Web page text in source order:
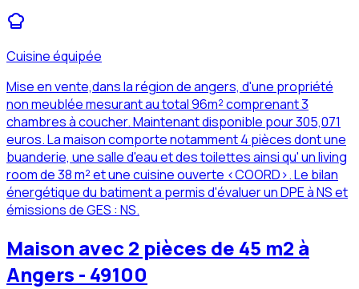
Cuisine équipée
Mise en vente,dans la région de angers, d'une propriété
non meublée mesurant au total 96m² comprenant 3
chambres à coucher. Maintenant disponible pour 305,071
euros. La maison comporte notamment 4 pièces dont une
buanderie, une salle d'eau et des toilettes ainsi qu' un living
room de 38 m² et une cuisine ouverte <COORD>. Le bilan
énergétique du batiment a permis d'évaluer un DPE à NS et
émissions de GES : NS.
Maison avec 2 pièces de 45 m2 à
Angers - 49100